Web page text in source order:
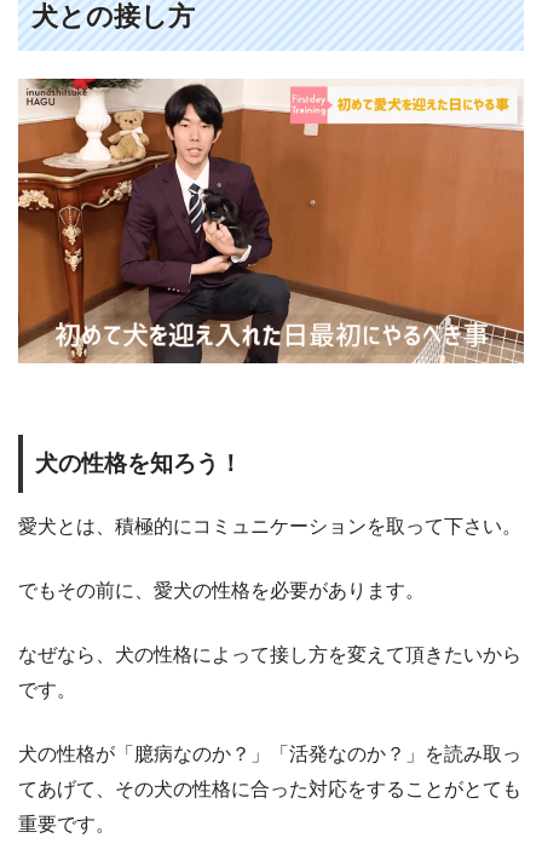
犬との接し方
犬の性格を知ろう！
愛犬とは、積極的にコミュニケーションを取って下さい。
でもその前に、愛犬の性格を必要があります。
なぜなら、犬の性格によって接し方を変えて頂きたいから
です。
犬の性格が「臆病なのか？」「活発なのか？」を読み取っ
てあげて、その犬の性格に合った対応をすることがとても
重要です。